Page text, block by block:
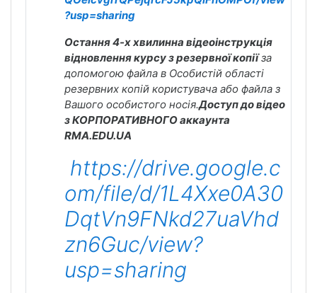
?usp=sharing
Остання 4-х хвилинна відеоінструкція
відновлення курсу з резервної копіїза
допомогою файла в Особистій області
резервних копій користувача або файла з
Вашого особистого носія.Доступ до відео
з КОРПОРАТИВНОГО аккаунта
RMA.EDU.UA
https://drive.google.c
om/file/d/1L4Xxe0A30
DqtVn9FNkd27uaVhd
zn6Guc/view?
usp=sharing